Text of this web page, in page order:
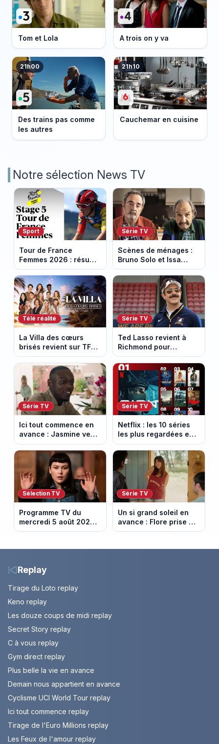
Tom et Lola A trois on y va
21h00
Des trains pas comme
les autres
21h10
Cauchemar en cuisine
Notre sélection News TV
Sport
Tour de France
Femmes 2026 : résumé
vidéo de la 5e étape
entre Mâcon et
Belleville-en-
Beaujolais
Série TV
Scènes de ménages :
Bruno Solo et Issa
Doumbia rejoignent la
saison 18 sur M6
Télé réalité
La Villa des cœurs
brisés revient sur TFX :
voici les candidats de
la saison 11 au Mexique
Série TV
Ted Lasso revient à
Richmond pour
entraîner une équipe
féminine dans la
saison 4
Série TV
Ici tout commence en
avance : Jasmine veut
retenir Louis. Episode
du 6 août 2026
(spoiler)
Série TV
Netflix : les 10 séries
les plus regardées en
France en ce moment
Sélection TV
Programme TV du
mercredi 5 août 2026 :
notre sélection pour
Série TV
Un si grand soleil en
avance : Flore prise au
piège. Episode du 6
Replay
Tirage du Loto replay
Keno replay
Les douze coups de midi replay
Secret Story replay
C à vous replay
Gym direct replay
Plus belle la vie en avance
Demain nous appartient en avance
Cyclisme UCI World Tour replay
Ici tout commence replay
Tirage de l'Euro Millions replay
Les Feux de l'amour replay